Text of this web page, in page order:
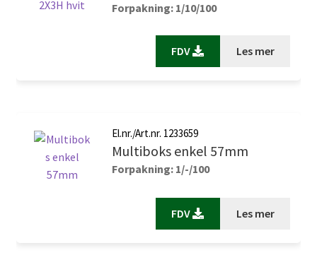
Forpakning: 1/10/100
FDV Les mer
El.nr./Art.nr. 1233659
Multiboks enkel 57mm
Forpakning: 1/-/100
FDV Les mer